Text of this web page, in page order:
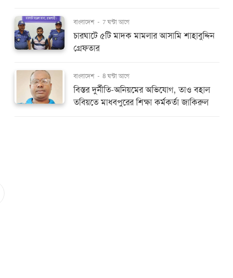
বাংলাদেশ - 7 ঘন্টা আগে
চারঘাটে ৫টি মাদক মামলার আসামি শাহাবুদ্দিন
গ্রেফতার
বাংলাদেশ - 8 ঘন্টা আগে
বিস্তর দুর্নীতি-অনিয়মের অভিযোগ, তাও বহাল
তবিয়তে মাধবপুরের শিক্ষা কর্মকর্তা জাকিরুল